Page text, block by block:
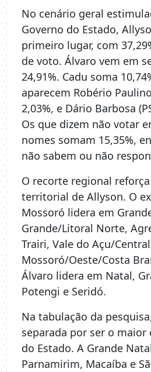
No cenário geral
Governo do Estado,
primeiro lugar, com
de voto. Álvaro vem em
24,91%. Cadu soma
aparecem Robério
2,03%, e Dário Barbosa
Os que dizem não votar
nomes somam 15,35%,
não sabem ou não
O recorte regional
territorial de Allyson. O
Mossoró lidera em
Grande/Litoral Norte,
Trairi, Vale do Açu/
Mossoró/Oeste/Costa
Álvaro lidera em Natal,
Potengi e Seridó.
Na tabulação da
separada por ser o
do Estado. A Grande
Parnamirim, Macaíba e